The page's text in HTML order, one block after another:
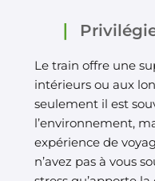
Le train offre une
intérieurs ou aux
seulement il est
l’environnement,
expérience de
n’avez pas à vous